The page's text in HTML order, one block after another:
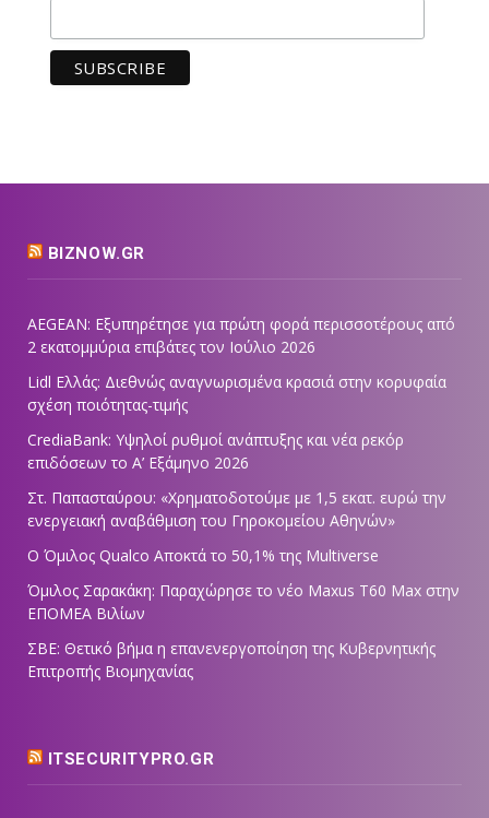
BIZNOW.GR
AEGEAN: Εξυπηρέτησε για πρώτη φορά περισσοτέρους από
2 εκατομμύρια επιβάτες τον Ιούλιο 2026
Lidl Ελλάς: Διεθνώς αναγνωρισμένα κρασιά στην κορυφαία
σχέση ποιότητας-τιμής
CrediaBank: Υψηλοί ρυθμοί ανάπτυξης και νέα ρεκόρ
επιδόσεων το Α’ Εξάμηνο 2026
Στ. Παπασταύρου: «Χρηματοδοτούμε με 1,5 εκατ. ευρώ την
ενεργειακή αναβάθμιση του Γηροκομείου Αθηνών»
Ο Όμιλος Qualco Αποκτά το 50,1% της Multiverse
Όμιλος Σαρακάκη: Παραχώρησε το νέο Maxus T60 Max στην
ΕΠΟΜΕΑ Βιλίων
ΣΒΕ: Θετικό βήμα η επανενεργοποίηση της Κυβερνητικής
Επιτροπής Βιομηχανίας
ITSECURITYPRO.GR